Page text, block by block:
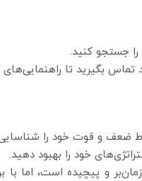
را جستجو کنید.
بگیرید تا راهنمایی‌های
ضعف و قوت خود را
خود را بهبود دهید.
و پیچیده است، اما با